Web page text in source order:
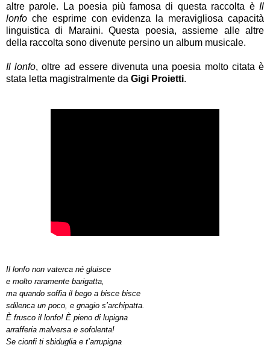
altre parole. La poesia più famosa di questa raccolta è Il
lonfo che esprime con evidenza la meravigliosa capacità
linguistica di Maraini. Questa poesia, assieme alle altre
della raccolta sono divenute persino un album musicale.
Il lonfo, oltre ad essere divenuta una poesia molto citata è
stata letta magistralmente da Gigi Proietti.
Il lonfo non vaterca né gluisce
e molto raramente barigatta,
ma quando soffia il bego a bisce bisce
sdilenca un poco, e gnagio s’archipatta.
È frusco il lonfo! È pieno di lupigna
arrafferia malversa e sofolenta!
Se cionfi ti sbiduglia e t’arrupigna